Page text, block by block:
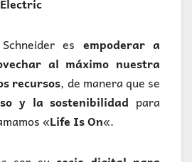
es empoderar a
al máximo nuestra
recursos, de manera que se
y la sostenibilidad para
«Life Is On«.